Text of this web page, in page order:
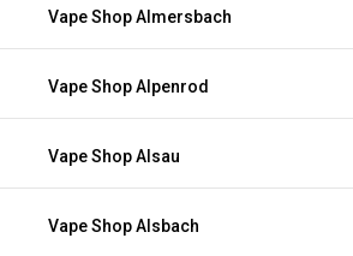
Vape Shop Almersbach
Vape Shop Alpenrod
Vape Shop Alsau
Vape Shop Alsbach